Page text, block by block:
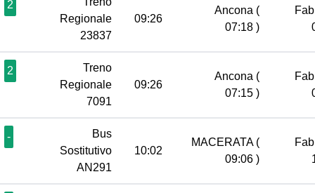
2
Regionale
23837
09:26
Ancona (
07:18 )
2
Treno
Regionale
7091
09:26
Ancona (
07:15 )
-
Bus
Sostitutivo
AN291
10:02
MACERATA (
09:06 )